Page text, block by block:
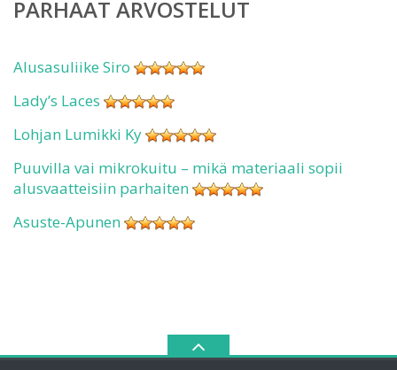
PARHAAT ARVOSTELUT
Alusasuliike Siro
Lady’s Laces
Lohjan Lumikki Ky
Puuvilla vai mikrokuitu – mikä materiaali sopii
alusvaatteisiin parhaiten
Asuste-Apunen